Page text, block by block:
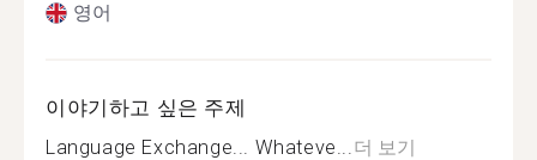
영어
이야기하고 싶은 주제
Language Exchange... Whateve...더 보기